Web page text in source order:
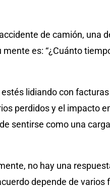
de camión, una
mente es: “¿Cuánto
lidiando con
perdidos y el impacto
sentirse como una
no hay una
depende de varios